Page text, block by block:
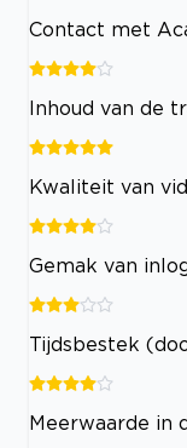
Contact met
Inhoud van de
Kwaliteit van
Gemak van
Tijdsbestek
Meerwaarde in